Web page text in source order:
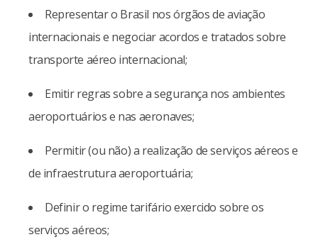
Representar o Brasil nos órgãos de aviação
internacionais e negociar acordos e tratados sobre
transporte aéreo internacional;
Emitir regras sobre a segurança nos ambientes
aeroportuários e nas aeronaves;
Permitir (ou não) a realização de serviços aéreos e
de infraestrutura aeroportuária;
Definir o regime tarifário exercido sobre os
serviços aéreos;